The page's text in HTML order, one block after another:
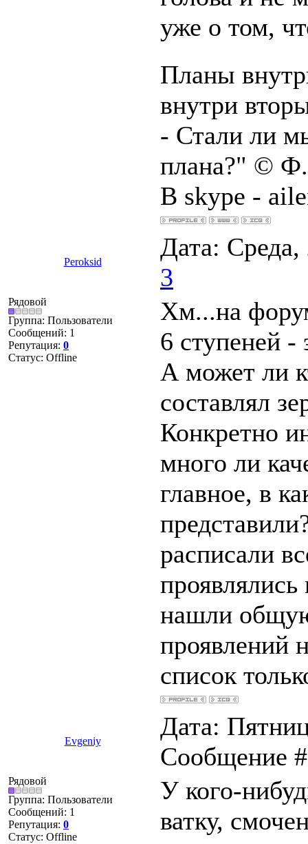
уже о том,
Планы
внутри
- Стали ли
плана?" © Ф.
В skype -
Peroksid
Дата:
3
Рядовой
Группа: Пользователи
Сообщений: 1
Репутация: 0
Статус: Offline
Хм...на
6 ступеней -
А может ли
составлял
Конкретно
много ли
главное, в
расписали
нашли
проявлений
список
Evgeniy
Дата:
Сообщение
Рядовой
Группа: Пользователи
Сообщений: 1
Репутация: 0
Статус: Offline
У кого-
ватку,